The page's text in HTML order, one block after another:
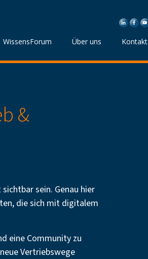
WissensForum Über uns Kontakt
&
sein. Genau hier
die sich mit digitalem
eine Community zu
Vertriebswege